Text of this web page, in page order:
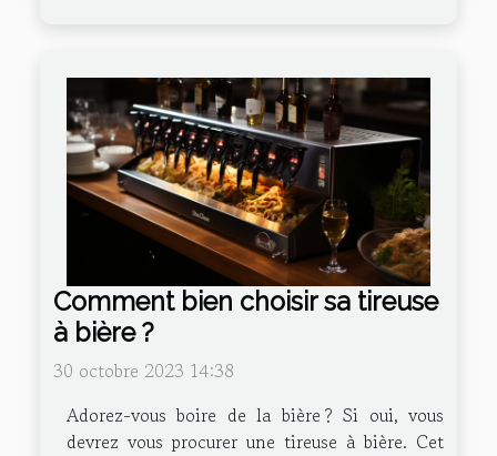
Comment bien choisir sa tireuse
à bière ?
30 octobre 2023 14:38
Adorez-vous boire de la bière ? Si oui, vous
devrez vous procurer une tireuse à bière. Cet